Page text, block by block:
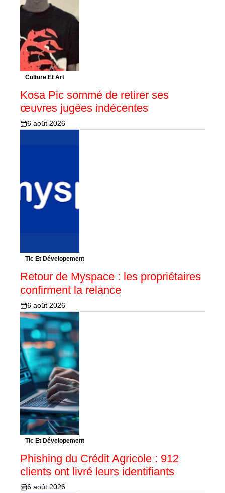
Culture Et Art
Kosa Pic sommé de retirer ses
œuvres jugées indécentes
6 août 2026
Tic Et Dévelopement
Retour de Myspace : les propriétaires
confirment la relance
6 août 2026
Tic Et Dévelopement
Phishing du Crédit Agricole : 912
clients ont livré leurs identifiants
6 août 2026